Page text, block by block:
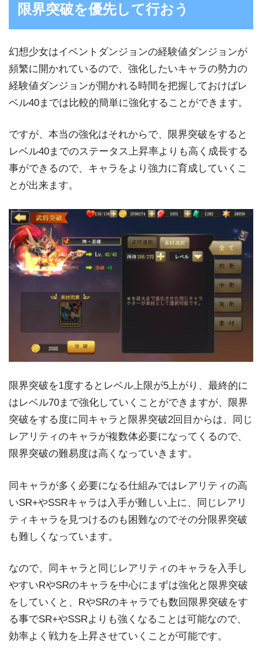
限界突破を優先して行おう
幻想少女はイベントダンジョンの経験値ダンジョンが
頻繁に開かれているので、強化したいキャラの勢力の
経験値ダンジョンが開かれる時間を把握しておけばレ
ベル40までは比較的簡単に強化することができます。
ですが、本当の強化はそれからで、限界突破をすると
レベル40までのステータス上昇率よりも高く成長する
事ができるので、キャラをより強力に育成していくこ
とが出来ます。
限界突破を1度するとレベル上限が5上がり、最終的に
はレベル70まで強化していくことができますが、限界
突破をする度に同キャラと限界突破2回目からは、同じ
レアリティのキャラが複数体必要になってくるので、
限界突破の難易度は高くなっていきます。
同キャラが多く必要になる仕組みではレアリティの高
いSR+やSSRキャラは入手が難しい上に、同じレアリ
ティキャラを見つけるのも困難なのでその分限界突破
も難しくなっています。
なので、同キャラと同じレアリティのキャラを入手し
やすいRやSRのキャラを中心にまずは強化と限界突破
をしていくと、RやSRのキャラでも数回限界突破をす
る事でSR+やSSRよりも強くなることは可能なので、
効率よく戦力を上昇させていくことが可能です。